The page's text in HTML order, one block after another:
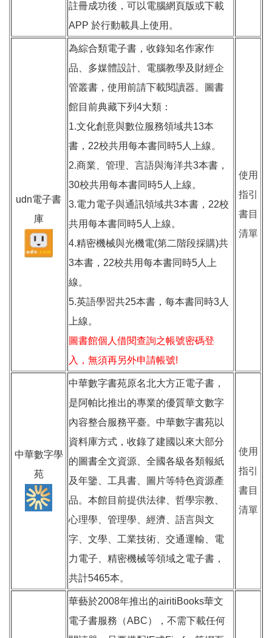
註冊成功後，可以電腦網頁版或下載
APP 於行動載具上使用。
udn電子書
庫
為綜合類電子書，收錄知名作家作
品、多媒體設計、電腦教學及財經企
管叢書，使用前請下載閱讀器。圖書
館目前典藏下列4大類：
1.文化創意與數位服務領域共13本
書，22校共用每本書同時5人上線。
2.商業、管理、言語與海洋共3本書，
30校共用每本書同時5人上線。
3.電力電子與通訊領域共3本書，22校
共用每本書同時5人上線。
4.精密機械與光機電(第二階段採購)共
3本書，22校共用每本書同時5人上
線。
5.英語學習共25本書，每本書同時3人
上線。
圖書館個人借閱查詢之帳號密碼登
入，無須再另外申請帳號!
使用
指引
書目
清單
中華數字學
苑
中華數字書苑原名北大方正電子書，
是阿帕比推出的專業的優質華文數字
內容整合服務平臺。中華數字書苑以
資料庫方式，收錄了建國以來大部分
的圖書全文資源、全國各級各類報紙
及年鑒、工具書、圖片等特色資源產
品。本館目前提供法律、哲學宗教、
心理學、管理學、經濟、語言與文
字、文學、工業技術、交通運輸、電
力電子、精密機械等領域之電子書，
共計5465本。
使用
指引
書目
清單
華藝於2008年推出的airitiBooks華文
電子書服務（ABC），不需下載任何